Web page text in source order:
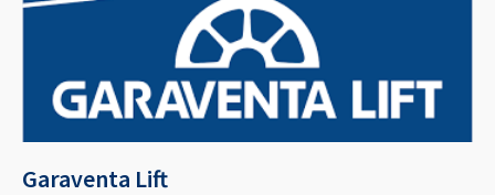
Garaventa Lift